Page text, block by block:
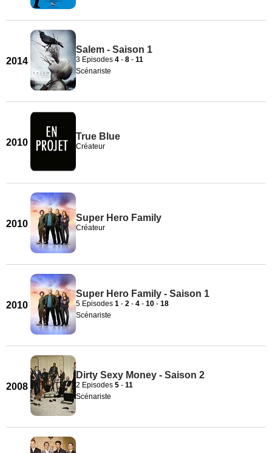
2014
Salem - Saison 1
3 Episodes 4 - 8 - 11
Scénariste
2010
True Blue
Créateur
2010
Super Hero Family
Créateur
2010
Super Hero Family - Saison 1
5 Episodes 1 - 2 - 4 - 10 - 18
Scénariste
2008
Dirty Sexy Money - Saison 2
2 Episodes 5 - 11
Scénariste